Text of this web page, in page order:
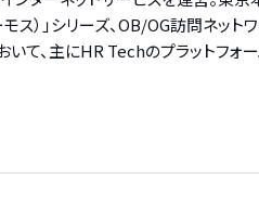
）」シリーズ、OB/OG訪問ネット
て、主にHR Techのプラットフォ